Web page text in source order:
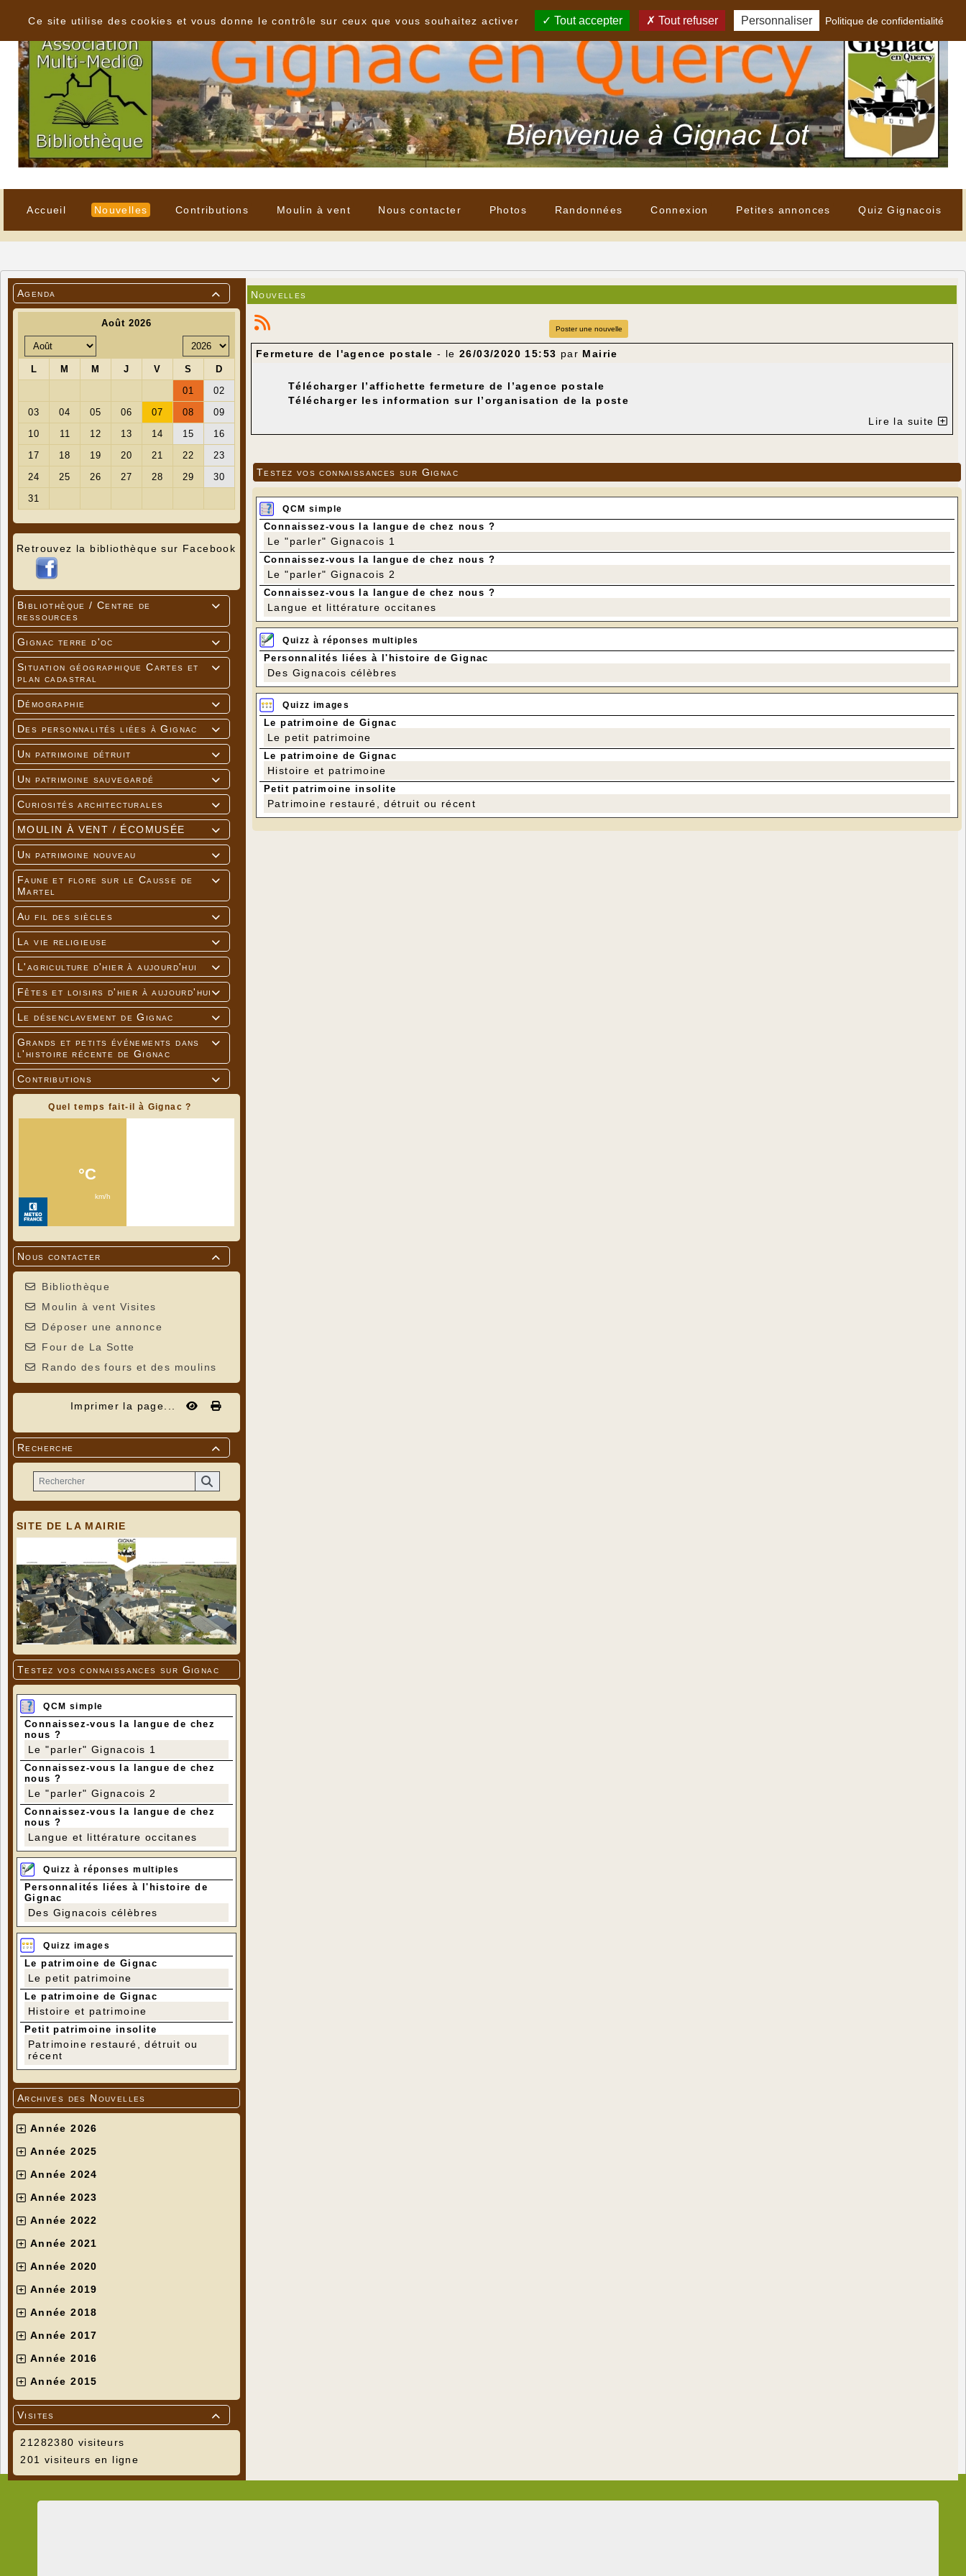
Accueil Nouvelles Contributions Moulin à vent Nous contacter Photos Randonnées Connexion Petites annonces Quiz Gignacois

Agenda
Retrouvez la bibliothèque sur Facebook

Bibliothèque / Centre de
ressources

Gignac terre d'oc

Situation géographique Cartes et
plan cadastral

Démographie

Des personnalités liées à Gignac

Un patrimoine détruit

Un patrimoine sauvegardé

Curiosités architecturales

MOULIN À VENT / ÉCOMUSÉE

Un patrimoine nouveau

Faune et flore sur le Causse de
Martel

Au fil des siècles

La vie religieuse

L'agriculture d'hier à aujourd'hui

Fêtes et loisirs d'hier à aujourd'hui

Le désenclavement de Gignac

Grands et petits événements dans
l'histoire récente de Gignac

Contributions
Quel temps fait-il à Gignac ?

Nous contacter
Bibliothèque
Moulin à vent Visites
Déposer une annonce
Four de La Sotte
Rando des fours et des moulins
Imprimer la page...

Recherche
SITE DE LA MAIRIE
Testez vos connaissances sur Gignac
QCM simple
Connaissez-vous la langue de chez
nous ?
Le "parler" Gignacois 1
Connaissez-vous la langue de chez
nous ?
Le "parler" Gignacois 2
Connaissez-vous la langue de chez
nous ?
Langue et littérature occitanes
Quizz à réponses multiples
Personnalités liées à l'histoire de
Gignac
Des Gignacois célèbres
Quizz images
Le patrimoine de Gignac
Le petit patrimoine
Le patrimoine de Gignac
Histoire et patrimoine
Petit patrimoine insolite
Patrimoine restauré, détruit ou
récent
Archives des Nouvelles
Année 2026
Année 2025
Année 2024
Année 2023
Année 2022
Année 2021
Année 2020
Année 2019
Année 2018
Année 2017
Année 2016
Année 2015

Visites
21282380 visiteurs
201 visiteurs en ligne
Nouvelles
Poster une nouvelle
Fermeture de l'agence postale - le26/03/2020 15:53 par Mairie
Télécharger l’affichette fermeture de l’agence postale
Télécharger les information sur l’organisation de la poste
Lire la suite
Testez vos connaissances sur Gignac
QCM simple
Connaissez-vous la langue de chez nous ?
Le "parler" Gignacois 1
Connaissez-vous la langue de chez nous ?
Le "parler" Gignacois 2
Connaissez-vous la langue de chez nous ?
Langue et littérature occitanes
Quizz à réponses multiples
Personnalités liées à l'histoire de Gignac
Des Gignacois célèbres
Quizz images
Le patrimoine de Gignac
Le petit patrimoine
Le patrimoine de Gignac
Histoire et patrimoine
Petit patrimoine insolite
Patrimoine restauré, détruit ou récent
Ce site utilise des cookies et vous donne le contrôle sur ceux que vous souhaitez activer
Tout accepter Tout refuser Personnaliser Politique de confidentialité